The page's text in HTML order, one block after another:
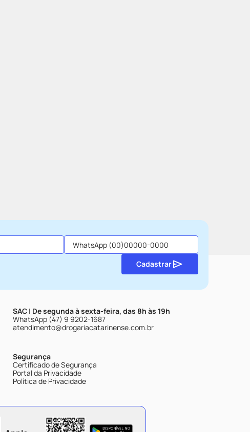
Cadastrar
SAC | De segunda à sexta-feira, das 8h às 19h
WhatsApp (47) 9 9202-1687
atendimento@drogariacatarinense.com.br
Segurança
Certificado de Segurança
Portal da Privacidade
Política de Privacidade